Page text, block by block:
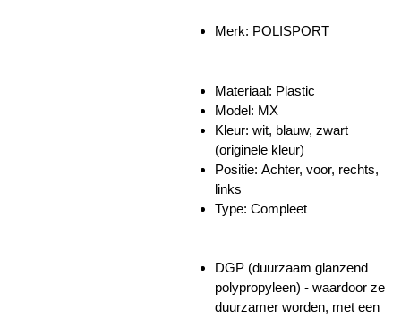
Merk: POLISPORT
Materiaal: Plastic
Model: MX
Kleur: wit, blauw, zwart
(originele kleur)
Positie: Achter, voor, rechts,
links
Type: Compleet
DGP (duurzaam glanzend
polypropyleen) - waardoor ze
duurzamer worden, met een